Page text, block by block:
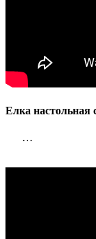
Елка настольная
…